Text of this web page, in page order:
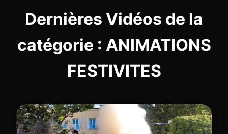
Dernières Vidéos de la
catégorie : ANIMATIONS
FESTIVITES